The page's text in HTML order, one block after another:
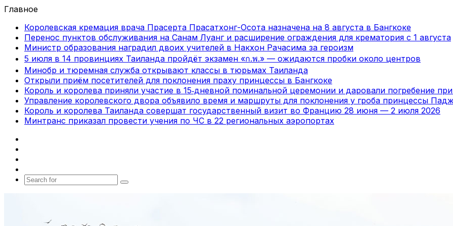
Главное
Королевская кремация врача Прасерта Прасатхонг-Осота назначена на 8 августа в Бангкоке
Перенос пунктов обслуживания на Санам Луанг и расширение ограждения для крематория с 1 августа
Министр образования наградил двоих учителей в Накхон Рачасима за героизм
5 июля в 14 провинциях Таиланда пройдёт экзамен «ก.พ.» — ожидаются пробки около центров
Минобр и тюремная служба открывают классы в тюрьмах Таиланда
Открыли приём посетителей для поклонения праху принцессы в Бангкоке
Король и королева приняли участие в 15‑дневной поминальной церемонии и даровали погребение
Управление королевского двора объявило время и маршруты для поклонения у гроба принцессы
Король и королева Таиланда совершат государственный визит во Францию 28 июня — 2 июля 2026
Минтранс приказал провести учения по ЧС в 22 региональных аэропортах
Search